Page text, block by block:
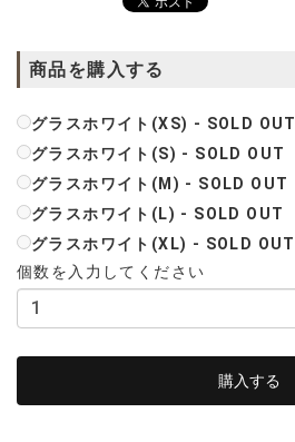
商品を購入する
グラスホワイト(XS) - SOLD OUT
グラスホワイト(S) - SOLD OUT
グラスホワイト(M) - SOLD OUT
グラスホワイト(L) - SOLD OUT
グラスホワイト(XL) - SOLD OUT
個数を入力してください